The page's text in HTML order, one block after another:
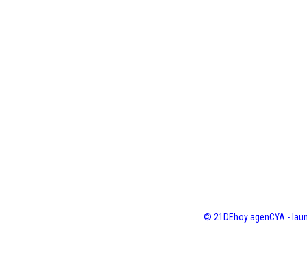
© 21DEhoy agenCYA -